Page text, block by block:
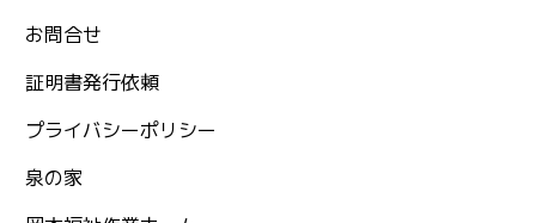
お問合せ
証明書発行依頼
プライバシーポリシー
泉の家